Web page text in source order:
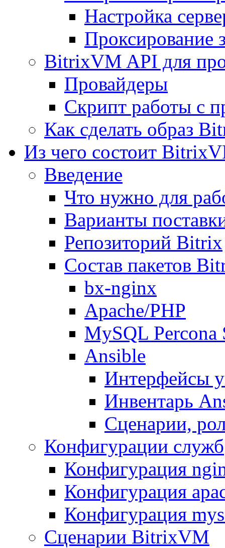
Настройка
Проксирование
BitrixVM API для
Провайдеры
Скрипт работы с
Как сделать образ
Из чего состоит
Введение
Что нужно для
Варианты
Репозиторий Bitrix
Состав пакетов
bx-nginx
Apache/PHP
MySQL Percona
Ansible
Интерфейсы
Инвентарь
Сценарии,
Конфигурации служб
Конфигурация
Конфигурация
Конфигурация
Сценарии BitrixVM